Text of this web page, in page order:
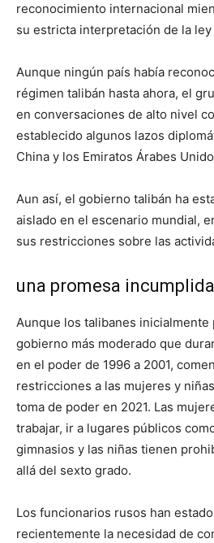
reconocimiento internacional
su estricta interpretación de la ley
Aunque ningún país había
régimen talibán hasta ahora, el
en conversaciones de alto nivel
establecido algunos lazos
China y los Emiratos Árabes
Aun así, el gobierno talibán ha
aislado en el escenario mundial,
sus restricciones sobre las
una promesa incumplida
Aunque los talibanes
gobierno más moderado que
en el poder de 1996 a 2001,
restricciones a las mujeres y
toma de poder en 2021. Las
trabajar, ir a lugares públicos
gimnasios y las niñas tienen
allá del sexto grado.
Los funcionarios rusos han
recientemente la necesidad de